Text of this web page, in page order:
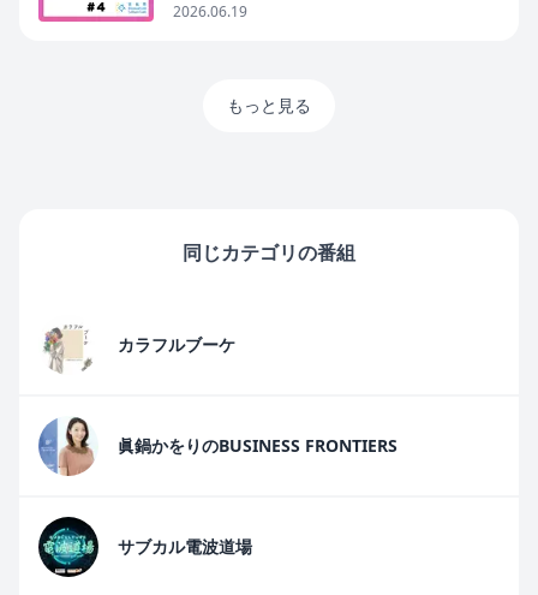
2026.06.19
もっと見る
同じカテゴリの番組
カラフルブーケ
眞鍋かをりのBUSINESS FRONTIERS
サブカル電波道場